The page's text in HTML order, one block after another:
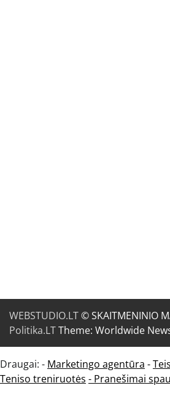
WEBSTUDIO.LT© SKAITMENINIO
Politika.LTTheme: Worldwide
Draugai: - Marketingo agentūra -
Teniso treniruotės - Pranešimai